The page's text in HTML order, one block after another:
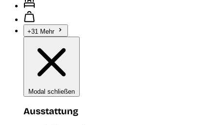
+31 Mehr
Modal schließen
Ausstattung